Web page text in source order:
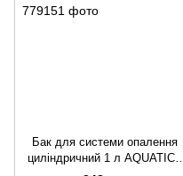
Бак для системи опалення
циліндричний 1 л AQUATICA